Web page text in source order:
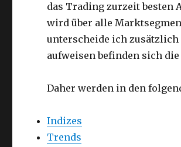
das Trading zurzeit besten
wird über alle
unterscheide ich zusätzlich
aufweisen befinden sich
Daher werden in den
Indizes
Trends